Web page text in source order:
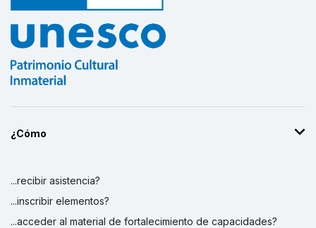
¿Cómo
...recibir asistencia?
...inscribir elementos?
...acceder al material de fortalecimiento de capacidades?